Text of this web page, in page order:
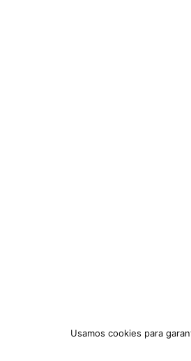
Usamos cookies para